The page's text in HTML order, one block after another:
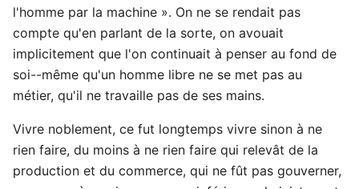
l'homme par la machine ». On ne se rendait pas
compte qu'en parlant de la sorte, on avouait
implicitement que l'on continuait à penser au fond de
soi--même qu'un homme libre ne se met pas au
métier, qu'il ne travaille pas de ses mains.
Vivre noblement, ce fut longtemps vivre sinon à ne
rien faire, du moins à ne rien faire qui relevât de la
production et du commerce, qui ne fût pas gouverner,